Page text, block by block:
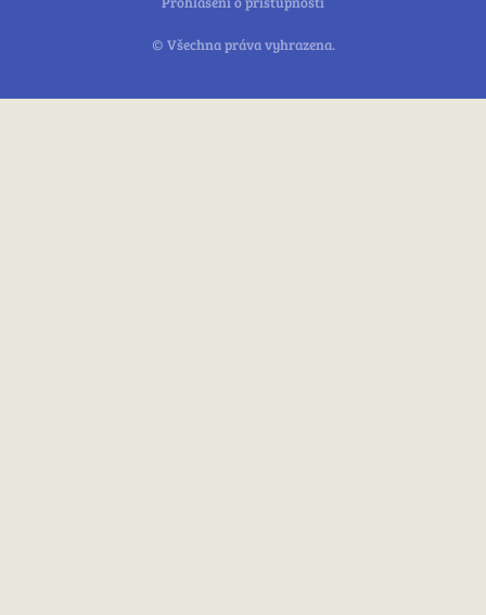
© Všechna práva vyhrazena.